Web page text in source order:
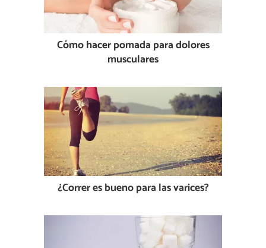
Cómo hacer pomada para dolores
musculares
¿Correr es bueno para las varices?